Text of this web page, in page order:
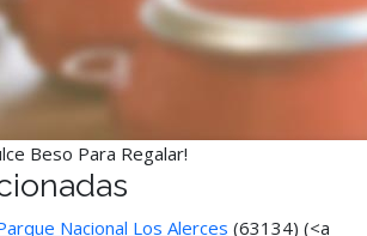
Beso Para Regalar!
Nacional Los Alerces (63134) (<a